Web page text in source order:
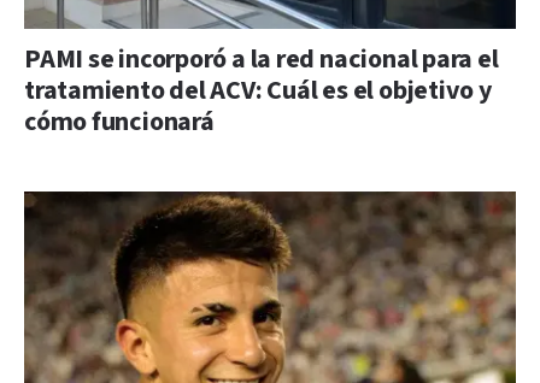
PAMI se incorporó a la red nacional para el
tratamiento del ACV: Cuál es el objetivo y
cómo funcionará